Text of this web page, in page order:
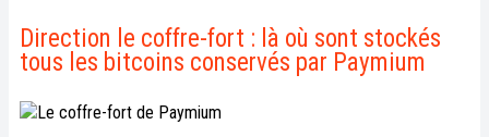
Direction le coffre-fort : là où sont stockés
tous les bitcoins conservés par Paymium